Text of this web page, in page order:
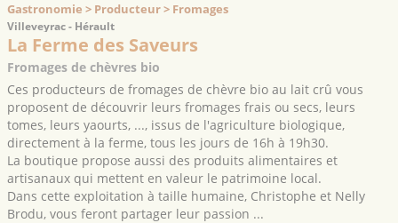
Gastronomie > Producteur > Fromages
Villeveyrac - Hérault
La Ferme des Saveurs
Fromages de chèvres bio
Ces producteurs de fromages de chèvre bio au lait crû vous
proposent de découvrir leurs fromages frais ou secs, leurs
tomes, leurs yaourts, ..., issus de l'agriculture biologique,
directement à la ferme, tous les jours de 16h à 19h30.
La boutique propose aussi des produits alimentaires et
artisanaux qui mettent en valeur le patrimoine local.
Dans cette exploitation à taille humaine, Christophe et Nelly
Brodu, vous feront partager leur passion ...